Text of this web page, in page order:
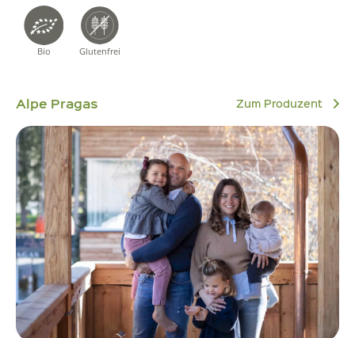
Bio Glutenfrei
Alpe Pragas Zum Produzent